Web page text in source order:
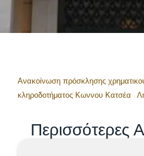
Ανακοίνωση πρόσκλησης
κληροδοτήματος Κωννου Κατσέα
Περισσότερες